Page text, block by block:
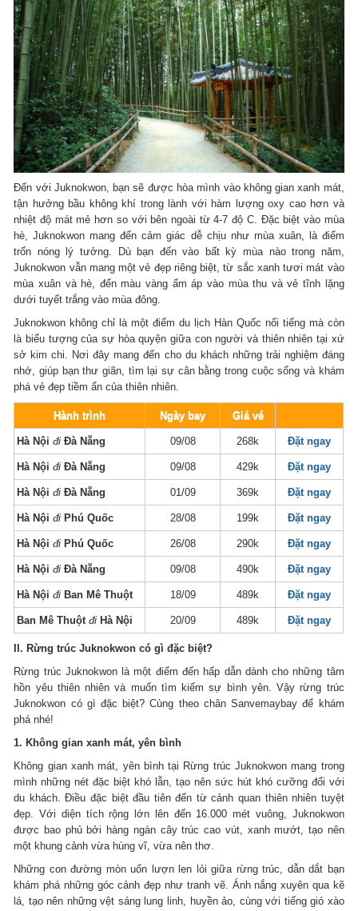
Đến với Juknokwon, bạn sẽ được hòa mình vào không gian xanh mát,
tận hưởng bầu không khí trong lành với hàm lượng oxy cao hơn và
nhiệt độ mát mẻ hơn so với bên ngoài từ 4-7 độ C. Đặc biệt vào mùa
hè, Juknokwon mang đến cảm giác dễ chịu như mùa xuân, là điểm
trốn nóng lý tưởng. Dù bạn đến vào bất kỳ mùa nào trong năm,
Juknokwon vẫn mang một vẻ đẹp riêng biệt, từ sắc xanh tươi mát vào
mùa xuân và hè, đến màu vàng ấm áp vào mùa thu và vẻ tĩnh lặng
dưới tuyết trắng vào mùa đông.
Juknokwon không chỉ là một điểm du lịch Hàn Quốc nổi tiếng mà còn
là biểu tượng của sự hòa quyện giữa con người và thiên nhiên tại xứ
sở kim chi. Nơi đây mang đến cho du khách những trải nghiệm đáng
nhớ, giúp bạn thư giãn, tìm lại sự cân bằng trong cuộc sống và khám
phá vẻ đẹp tiềm ẩn của thiên nhiên.
Hành trình Ngày bay Giá vé
Hà Nộiđi Đà Nẵng 09/08 268k Đặt ngay
Hà Nộiđi Đà Nẵng 09/08 429k Đặt ngay
Hà Nộiđi Đà Nẵng 01/09 369k Đặt ngay
Hà Nộiđi Phú Quốc 28/08 199k Đặt ngay
Hà Nộiđi Phú Quốc 26/08 290k Đặt ngay
Hà Nộiđi Đà Nẵng 09/08 490k Đặt ngay
Hà Nộiđi Ban Mê Thuột 18/09 489k Đặt ngay
Ban Mê Thuộtđi Hà Nội 20/09 489k Đặt ngay
II. Rừng trúc Juknokwon có gì đặc biệt?
Rừng trúc Juknokwon là một điểm đến hấp dẫn dành cho những tâm
hồn yêu thiên nhiên và muốn tìm kiếm sự bình yên. Vậy rừng trúc
Juknokwon có gì đặc biệt? Cùng theo chân Sanvemaybay để khám
phá nhé!
1. Không gian xanh mát, yên bình
Không gian xanh mát, yên bình tại Rừng trúc Juknokwon mang trong
mình những nét đặc biệt khó lẫn, tạo nên sức hút khó cưỡng đối với
du khách. Điều đặc biệt đầu tiên đến từ cảnh quan thiên nhiên tuyệt
đẹp. Với diện tích rộng lớn lên đến 16.000 mét vuông, Juknokwon
được bao phủ bởi hàng ngàn cây trúc cao vút, xanh mướt, tạo nên
một khung cảnh vừa hùng vĩ, vừa nên thơ.
Những con đường mòn uốn lượn len lỏi giữa rừng trúc, dẫn dắt bạn
khám phá những góc cảnh đẹp như tranh vẽ. Ánh nắng xuyên qua kẽ
lá, tạo nên những vệt sáng lung linh, huyền ảo, cùng với tiếng gió xào